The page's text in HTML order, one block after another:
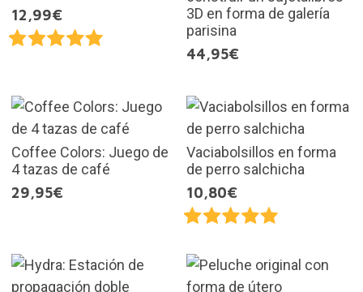
12,99€
3D en forma de galería
parisina
44,95€
Coffee Colors: Juego de
4 tazas de café
29,95€
Vaciabolsillos en forma
de perro salchicha
10,80€